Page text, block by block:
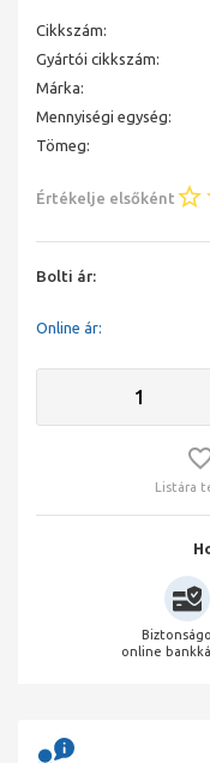
Cikkszám:
Gyártói cikkszám:
Márka:
Mennyiségi egység:
Tömeg:
Értékelje elsőként
Bolti ár:
Online ár:
Listára
online